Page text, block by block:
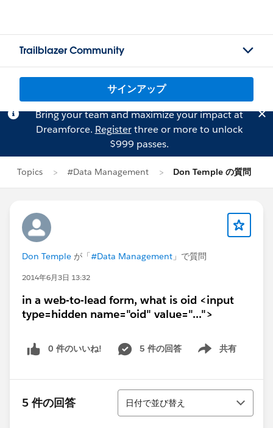
Trailblazer Community
サインアップ
Bring your team and maximize your impact at
Dreamforce. Registerthree or more to unlock
$999 passes.
Topics #Data Management Don Temple の質問
Don Temple が「#Data Management 」で質問
2014年6月3日 13:32
in a web-to-lead form, what is oid <input
type=hidden name="oid" value="...">
0 件のいいね! 5 件の回答 共有
Show menu
5 件の回答
並び替え
日付で並び替え